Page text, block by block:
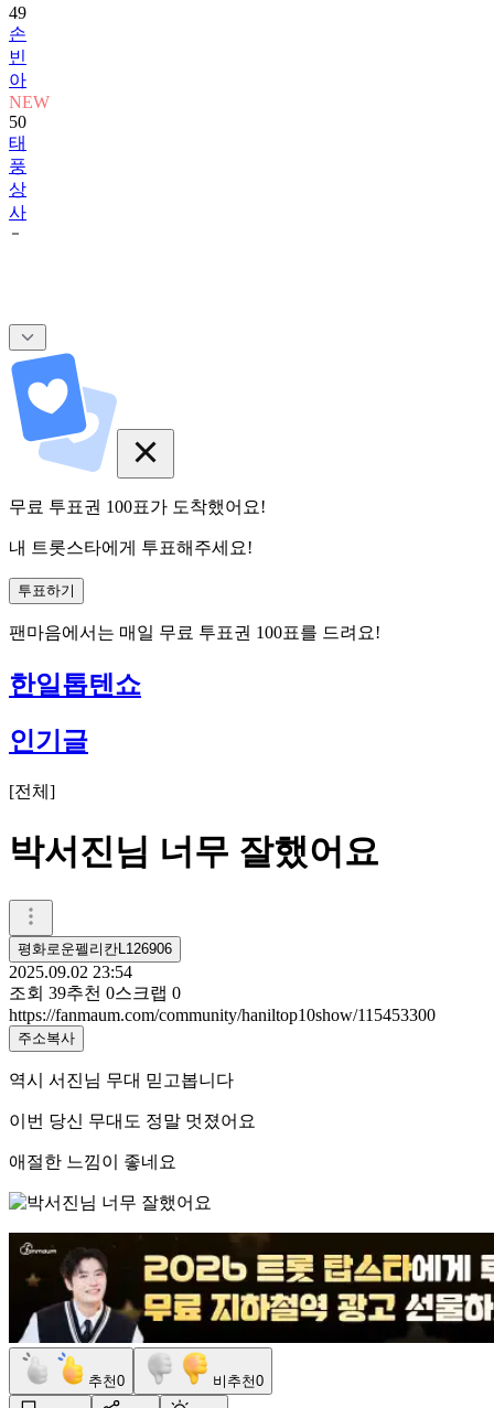
49
손
빈
아
NEW
50
태
풍
상
사
무료 투표권 100표가 도착했어요!
내 트롯스타에게 투표해주세요!
투표하기
팬마음에서는 매일 무료 투표권 100표를 드려요!
한일톱텐쇼
인기글
[전체 ]
박서진님 너무 잘했어요
평화로운펠리칸L126906
2025.09.02 23:54
조회 39추천 0스크랩 0
https://fanmaum.com/community/haniltop10show/115453300
주소복사
역시 서진님 무대 믿고봅니다
이번 당신 무대도 정말 멋졌어요
애절한 느낌이 좋네요
추천0 비추천0